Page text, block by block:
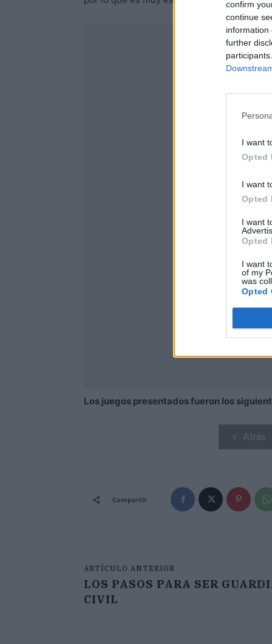
confirm
continue
information
further
I want
Opted
I want
Opted
I want
Opted
I want
of my
was
Opted
Los juegos presentados fueron los
Atrás
Compartir
ARTÍCULO ANTERIOR
LOS PASOS PARA SER
CIVIL